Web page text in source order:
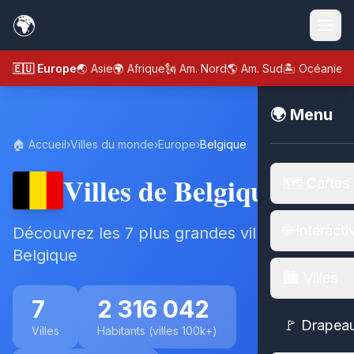
🌍
🇪🇺 Europe🌏 Asie🌍 Afrique🗽 Am. Nord🌎 Am. Sud🏝️ Océanie
🌍 Menu
🚩
🏠 Accueil›Villes du monde›Europe›Belgique
Villes de Belgique
Découvrez les 7 plus grandes villes de
Belgique
7
Villes
2 316 042
Habitants (villes 100k+)